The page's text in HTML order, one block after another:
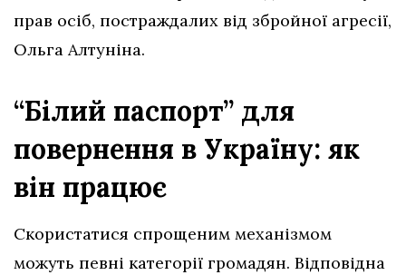
прав осіб, постраждалих від збройної агресії,
Ольга Алтуніна.
“Білий паспорт” для
повернення в Україну: як
він працює
Скористатися спрощеним механізмом
можуть певні категорії громадян. Відповідна